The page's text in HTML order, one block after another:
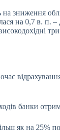
зниження
на 0,7 в.
банки
як на